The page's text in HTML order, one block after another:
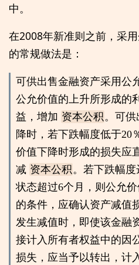
中。
在2008年新准则之前，采
的常规做法是：
可供出售金融资产采用公
公允价值的上升所形成的
益，增加 资本公积 。可
降时，若下跌幅度低于20
价值下降时形成的损失应
减 资本公积 。若下跌幅
状态超过6个月，则公允
的条件，应确认资产减值
发生减值时，即使该金融
接计入所有者权益中的因
损失，应当予以转出，计